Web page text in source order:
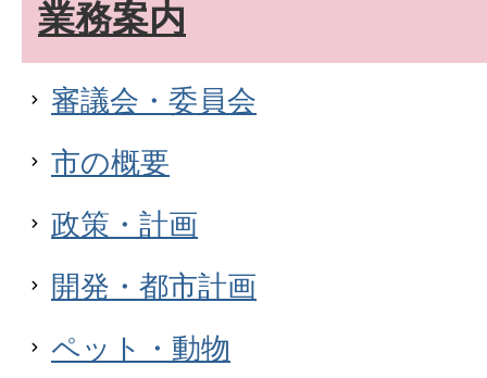
業務案内
審議会・委員会
市の概要
政策・計画
開発・都市計画
ペット・動物